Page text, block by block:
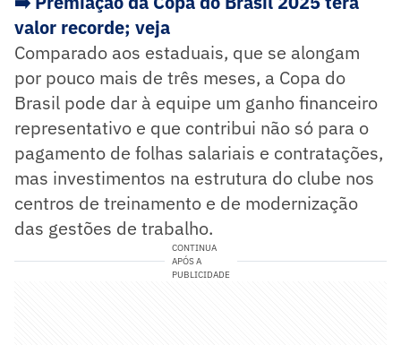
valor recorde; veja
Comparado aos estaduais, que se alongam
por pouco mais de três meses, a Copa do
Brasil pode dar à equipe um ganho financeiro
representativo e que contribui não só para o
pagamento de folhas salariais e contratações,
mas investimentos na estrutura do clube nos
centros de treinamento e de modernização
das gestões de trabalho.
CONTINUA
APÓS A
PUBLICIDADE